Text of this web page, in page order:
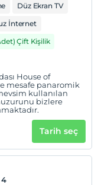
Düz Ekran TV
İnternet
Çift Kişilik
House of
mesafe panaromik
kullanılan
bizlere
Tarih seç
4